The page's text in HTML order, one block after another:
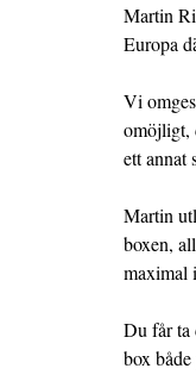
Martin
Europa
Vi
omöjligt,
ett annat
Martin
boxen,
maximal
Du får ta
box